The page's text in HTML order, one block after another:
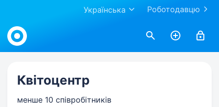
Роботодавцю
Українська
Work.ua
Квітоцентр
менше 10 співробітників